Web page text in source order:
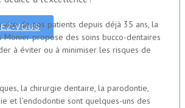
VOUS
de nos patients depuis déjà 35 ans, la
Monier propose des soins bucco-dentaires
à éviter ou à minimiser les risques de
la chirurgie dentaire, la parodontie,
et l’endodontie sont quelques-uns des